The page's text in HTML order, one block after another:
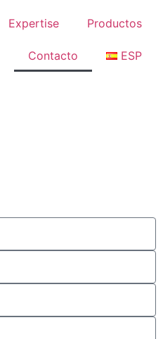
Expertise Productos
Contacto ESP